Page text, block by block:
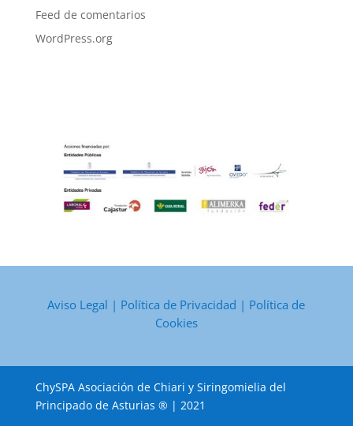
Feed de comentarios
WordPress.org
Aviso Legal | Política de Privacidad | Política de
Cookies
ChySPA Asociación de Chiari y Siringomielia del
Principado de Asturias ® | 2021